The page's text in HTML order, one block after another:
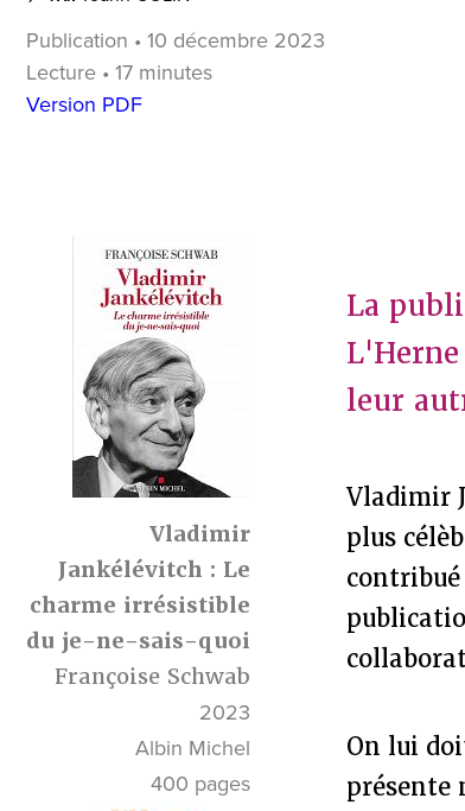
Publication • 10 décembre 2023
Lecture • 17 minutes
Version PDF
Vladimir
Jankélévitch : Le
charme irrésistible
du je-ne-sais-quoi
Françoise Schwab
2023
Albin Michel
400 pages
La
leur
Vladimir
plus
On lui
présente